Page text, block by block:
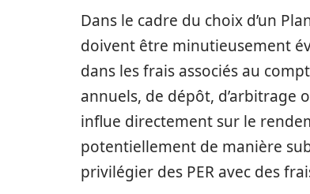
Dans le cadre du choix d’un
doivent être minutieusement
dans les frais associés au
annuels, de dépôt, d’arbitrage
influe directement sur le
potentiellement de manière
privilégier des PER avec des